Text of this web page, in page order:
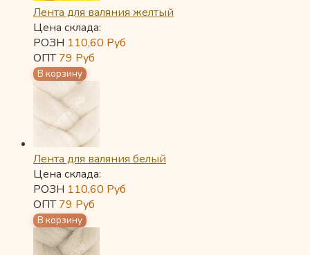
Лента для валяния желтый
Цена склада:
РОЗН 110,60 Руб
ОПТ79 Руб
Лента для валяния белый
Цена склада:
РОЗН 110,60 Руб
ОПТ79 Руб